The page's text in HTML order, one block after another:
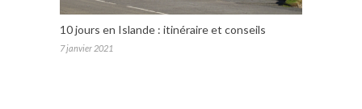
10 jours en Islande : itinéraire et conseils
7 janvier 2021